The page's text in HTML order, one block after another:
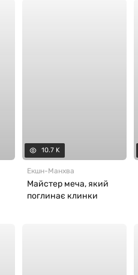
10.7 K
Екшн-Манхва
Майстер меча, який
поглинає клинки